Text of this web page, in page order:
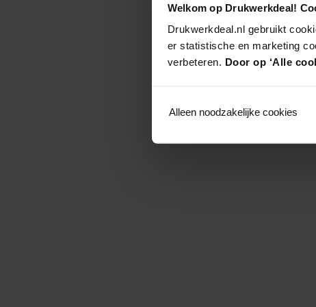
Welkom op Drukwerkdeal!
Drukwerkdeal.nl gebruikt
er statistische en marketing
verbeteren. Door op ‘Alle
Alleen noodzakelijke cookies